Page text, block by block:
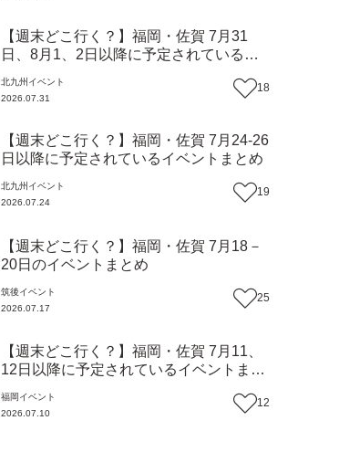
【週末どこ行く？】福岡・佐賀 7月31
日、8月1、2日以降に予定されているイ
北九州 イベント
2026.07.31
18
【週末どこ行く？】福岡・佐賀 7月24-26
日以降に予定されているイベントまとめ
北九州 イベント
2026.07.24
19
【週末どこ行く？】福岡・佐賀 7月18－
20日のイベントまとめ
筑後イベント
2026.07.17
25
【週末どこ行く？】福岡・佐賀 7月11、
12日以降に予定されているイベントまと
福岡 イベント
2026.07.10
12